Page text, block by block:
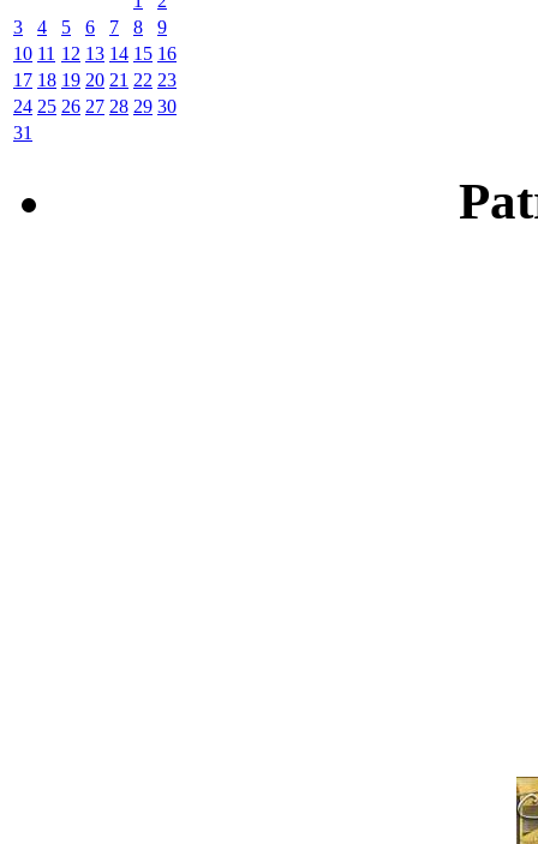
3
4 5 6 7 8
9
10 11 12 13 14 15 16
17 18 19 20 21 22 23
24 25 26 27 28 29 30
31